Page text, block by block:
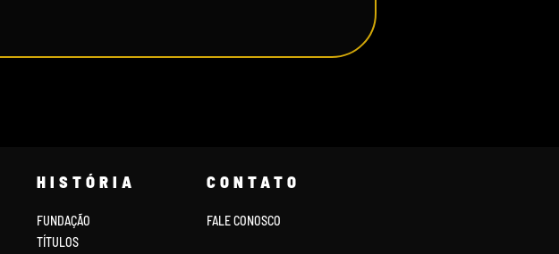
HISTÓRIA
FUNDAÇÃO
TÍTULOS
CONTATO
FALE CONOSCO